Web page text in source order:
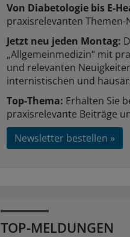
Von Diabetologie bis E-
praxisrelevanten Themen-
Jetzt neu jeden Montag:
„Allgemeinmedizin“ mit
und relevanten
internistischen und
Top-Thema: Erhalten Sie
praxisrelevante Beiträge
Newsletter bestellen »
TOP-MELDUNGEN